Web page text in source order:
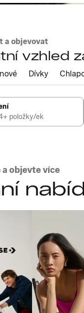
a objevovat
vzhled
Dívky
položky/ek
a objevte více